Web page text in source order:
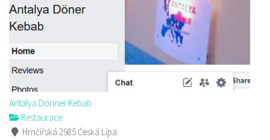
Antalya Donner Kebab
Restaurace
Hrnčířská 2985 Česká Lípa